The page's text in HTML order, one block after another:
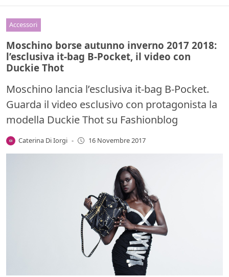
Accessori
Moschino borse autunno inverno 2017 2018:
l’esclusiva it-bag B-Pocket, il video con
Duckie Thot
Moschino lancia l’esclusiva it-bag B-Pocket.
Guarda il video esclusivo con protagonista la
modella Duckie Thot su Fashionblog
Caterina Di Iorgi - 16 Novembre 2017